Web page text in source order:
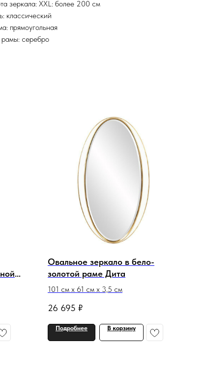
зеркала: XXL: более 200 см
классический
прямоугольная
рамы: серебро
Овальное зеркало в бело-
золотой раме Дита
101 см х 61 см х 3,5 см
26 695 ₽
Подробнее В корзину